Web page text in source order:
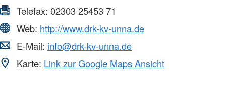
Telefax: 02303 25453 71
Web: http://www.drk-kv-unna.de
E-Mail: info@drk-kv-unna.de
Karte: Link zur Google Maps Ansicht